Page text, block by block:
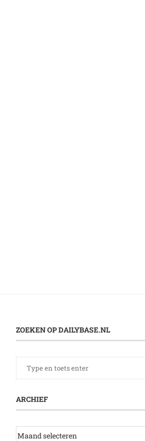
ZOEKEN OP DAILYBASE.NL
ARCHIEF